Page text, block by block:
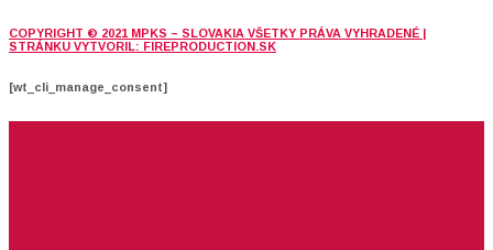
COPYRIGHT © 2021 MPKS – SLOVAKIA VŠETKY PRÁVA VYHRADENÉ |
STRÁNKU VYTVORIL: FIREPRODUCTION.SK
[wt_cli_manage_consent]